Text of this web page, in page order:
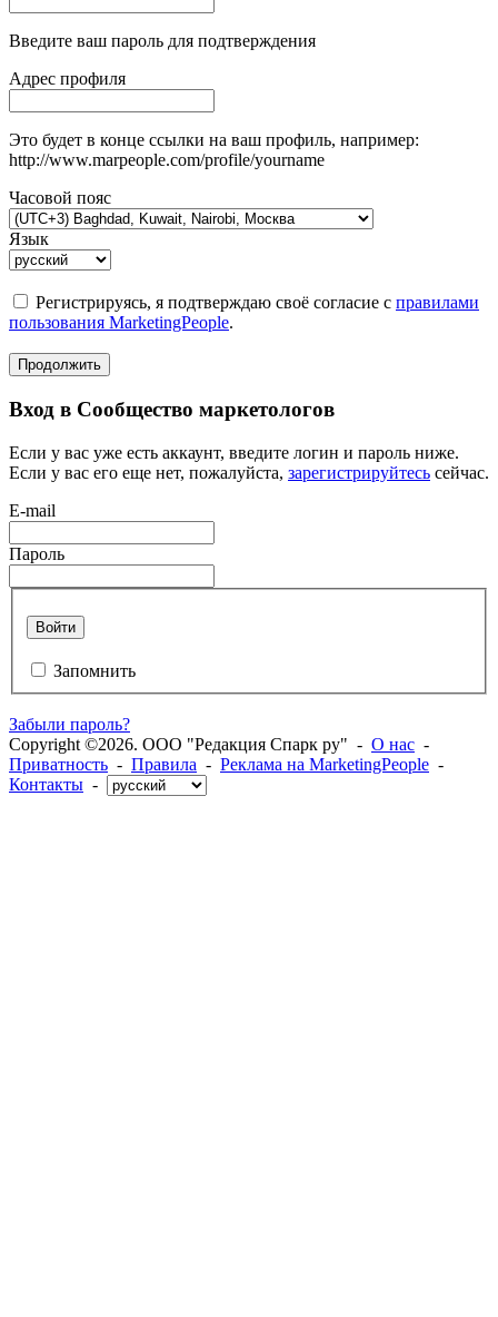
Введите ваш пароль для подтверждения
Адрес профиля
Это будет в конце ссылки на ваш профиль, например:
http://www.marpeople.com/profile/yourname
Часовой пояс
Язык
Регистрируясь, я подтверждаю своё согласие с правилами
пользования MarketingPeople.
Продолжить
Вход в Сообщество маркетологов
Если у вас уже есть аккаунт, введите логин и пароль ниже.
Если у вас его еще нет, пожалуйста, зарегистрируйтесь сейчас.
E-mail
Пароль
Войти
Запомнить
Забыли пароль?
Copyright ©2026. ООО "Редакция Спарк ру" - О нас -
Приватность - Правила - Реклама на MarketingPeople -
Контакты -